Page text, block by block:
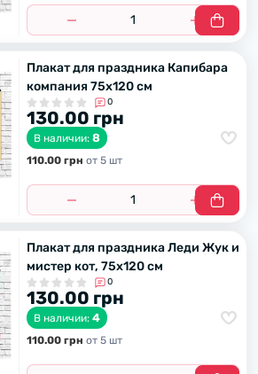
Плакат для праздника Капибара
компания 75х120 см
0
130.00 грн
В наличии: 8
110.00 грн от 5 шт
Плакат для праздника Леди Жyк и
мистер кот, 75х120 см
0
130.00 грн
В наличии: 4
110.00 грн от 5 шт